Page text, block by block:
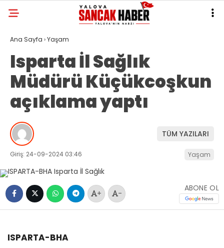
Ana Sayfa ›Yaşam
Isparta İl Sağlık
Müdürü Küçükcoşkun
açıklama yaptı
TÜM YAZILARI
Giriş: 24-09-2024 03:46 Yaşam
+ -
ABONE OL
ISPARTA-BHA